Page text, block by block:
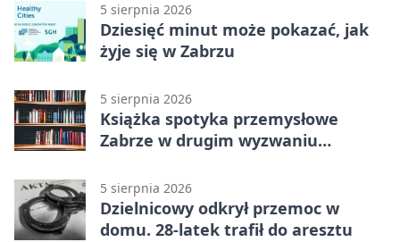
5 sierpnia 2026
Dziesięć minut może pokazać, jak
żyje się w Zabrzu
5 sierpnia 2026
Książka spotyka przemysłowe
Zabrze w drugim wyzwaniu
5 sierpnia 2026
Dzielnicowy odkrył przemoc w
domu. 28-latek trafił do aresztu